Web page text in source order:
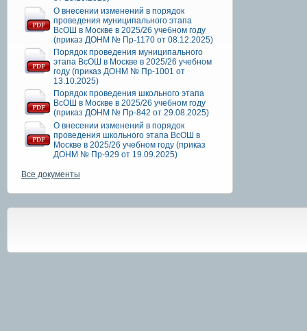
О внесении изменений в порядок
проведения муниципального этапа
ВсОШ в Москве в 2025/26 учебном году
(приказ ДОНМ № Пр-1170 от 08.12.2025)
Порядок проведения муниципального
этапа ВсОШ в Москве в 2025/26 учебном
году (приказ ДОНМ № Пр-1001 от
13.10.2025)
Порядок проведения школьного этапа
ВсОШ в Москве в 2025/26 учебном году
(приказ ДОНМ № Пр-842 от 29.08.2025)
О внесении изменений в порядок
проведения школьного этапа ВсОШ в
Москве в 2025/26 учебном году (приказ
ДОНМ № Пр-929 от 19.09.2025)
Все документы